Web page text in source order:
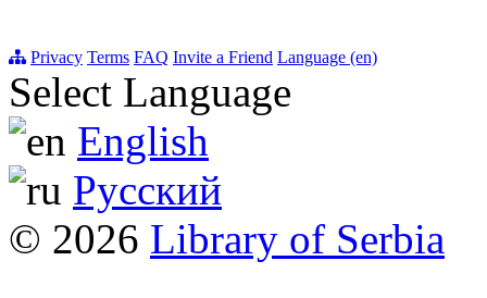
Privacy Terms FAQ Invite a Friend Language (en)
Select Language
English
Русский
© 2026 Library of Serbia